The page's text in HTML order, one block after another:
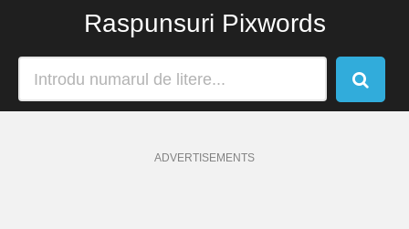
Raspunsuri Pixwords
ADVERTISEMENTS